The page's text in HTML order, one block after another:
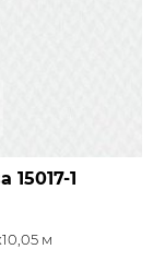
15017-1
м